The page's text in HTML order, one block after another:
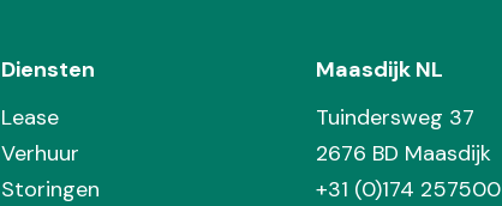
Diensten
Lease
Verhuur
Storingen
Maasdijk NL
Tuindersweg 37
2676 BD Maasdijk
+31 (0)174 257500